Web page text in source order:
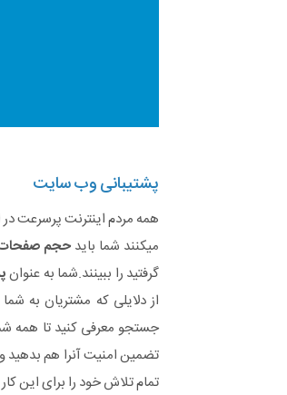
پشتیبانی وب سایت
همه مردم اینترنت پرسرعت در
میکنند شما باید حجم
گرفتید را ببینند.شما به عنوان
از دلایلی که مشتریان به
جستجو معرفی کنید تا همه شما
تضمین امنیت آنرا هم بدهید
تمام تلاش خود را برای این